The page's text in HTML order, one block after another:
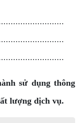
sử dụng thông
lượng dịch vụ.